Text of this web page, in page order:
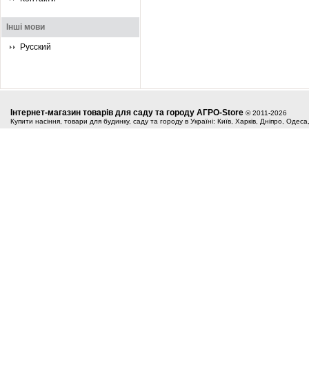
Інші мови
Русский
Інтернет-магазин товарів для саду та городу АГРО-Store © 2011-2026
Купити насіння, товари для будинку, саду та городу в Україні: Київ, Харків, Дніпро,